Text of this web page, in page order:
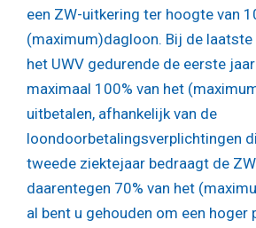
een ZW-uitkering ter hoogte van
(maximum)dagloon. Bij de laatste
het UWV gedurende de eerste
maximaal 100% van het
uitbetalen, afhankelijk van de
loondoorbetalingsverplichtingen
tweede ziektejaar bedraagt de
daarentegen 70% van het
al bent u gehouden om een hoger